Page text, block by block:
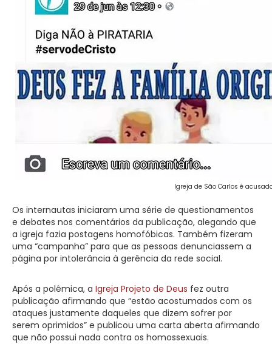
Igreja de São Carlos é
Os internautas iniciaram uma série de questionamentos
e debates nos comentários da publicação, alegando que
a igreja fazia postagens homofóbicas. Também fizeram
uma “campanha” para que as pessoas denunciassem a
página por intolerância à gerência da rede social.
Após a polêmica, a Igreja Projeto de Deus fez outra
publicação afirmando que “estão acostumados com os
ataques justamente daqueles que dizem sofrer por
serem oprimidos” e publicou uma carta aberta afirmando
que não possui nada contra os homossexuais.